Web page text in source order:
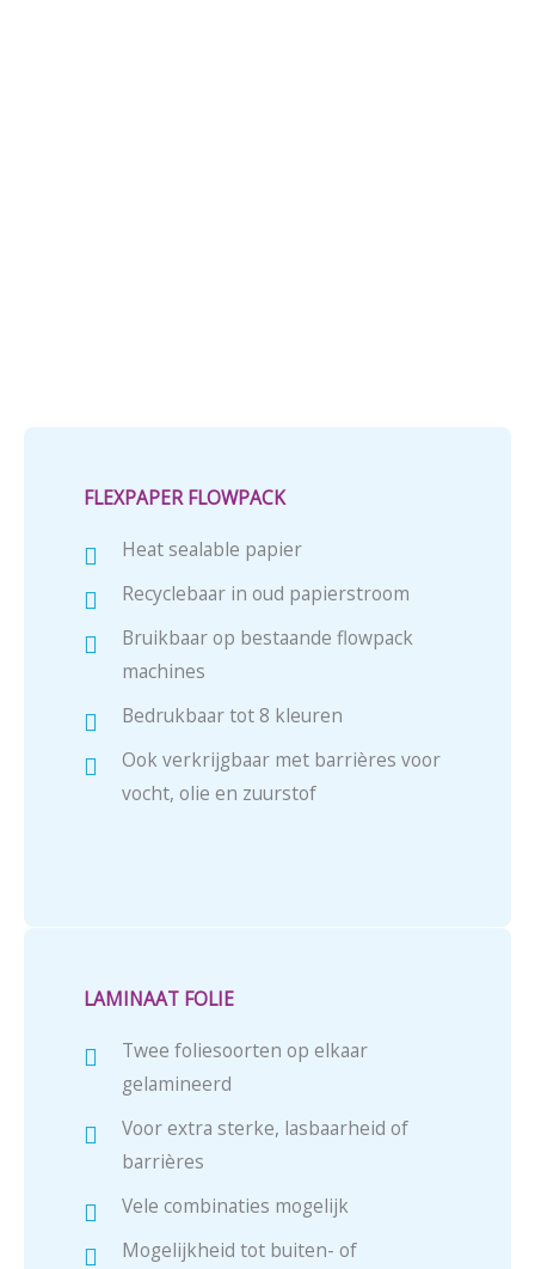
FLEXPAPER FLOWPACK
Heat sealable papier
Recyclebaar in oud papierstroom
Bruikbaar op bestaande flowpack
machines
Bedrukbaar tot 8 kleuren
Ook verkrijgbaar met barrières voor
vocht, olie en zuurstof
LAMINAAT FOLIE
Twee foliesoorten op elkaar
gelamineerd
Voor extra sterke, lasbaarheid of
barrières
Vele combinaties mogelijk
Mogelijkheid tot buiten- of